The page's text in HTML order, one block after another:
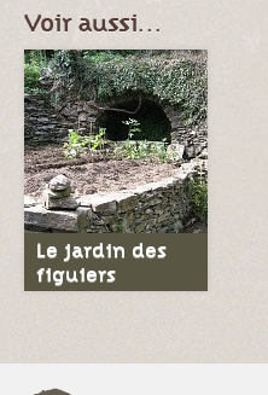
Voir aussi…
Le jardin des
figuiers